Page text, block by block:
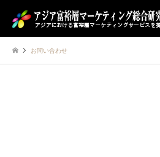
お問い合わせ